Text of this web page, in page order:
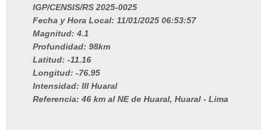
IGP/CENSIS/RS 2025-0025
Fecha y Hora Local: 11/01/2025 06:53:57
Magnitud: 4.1
Profundidad: 98km
Latitud: -11.16
Longitud: -76.95
Intensidad: III Huaral
Referencia: 46 km al NE de Huaral, Huaral - Lima